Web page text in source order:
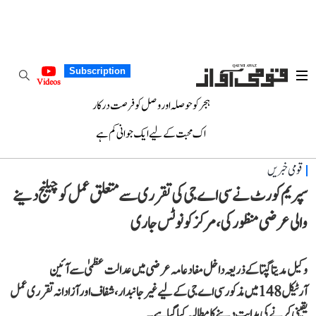
Subscription
Videos
ہجر کو حوصلہ اور وصل کو فرصت درکار
اک محبت کے لیے ایک جوانی کم ہے
قومی خبریں
سپریم کورٹ نے سی اے جی کی تقرری سے متعلق عمل کو چیلنج دینے
والی عرضی منظور کی، مرکز کو نوٹس جاری
وکیل مدیتا گپتا کے ذریعہ داخل مفاد عامہ عرضی میں عدالت عظمیٰ سے آئین
آرٹیکل 148 میں مذکور سی اے جی کے لیے غیر جانبدار، شفاف اور آزادانہ تقرری عمل